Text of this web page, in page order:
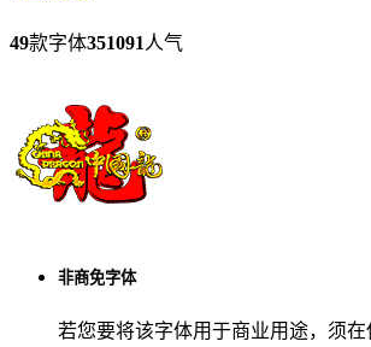
49款字体351091 人气
非商免字体
若您要将该字体用于商业用途，须